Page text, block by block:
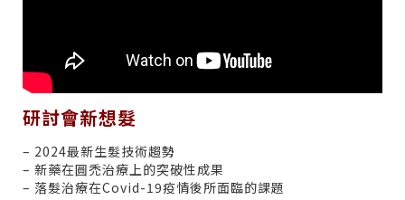
研討會新想髮
– 2024最新生髮技術趨勢
– 新藥在圓禿治療上的突破性成果
– 落髮治療在Covid-19疫情後所面臨的課題